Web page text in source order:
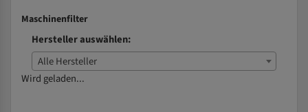
Maschinenfilter
Hersteller auswählen:
Alle Hersteller
Wird geladen...